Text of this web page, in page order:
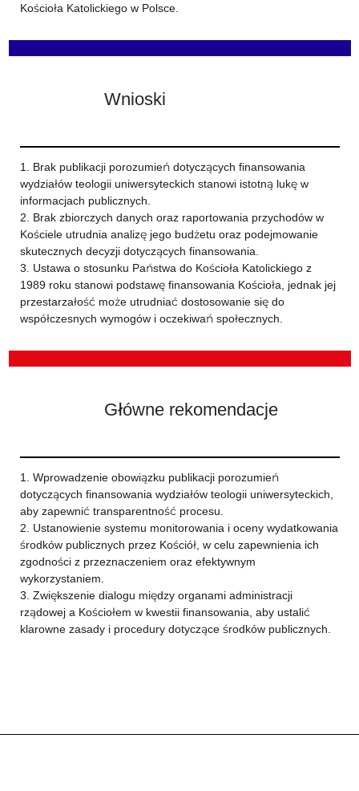
Kościoła Katolickiego w Polsce.
Wnioski
1. Brak publikacji porozumień dotyczących finansowania
wydziałów teologii uniwersyteckich stanowi istotną lukę w
informacjach publicznych.
2. Brak zbiorczych danych oraz raportowania przychodów w
Kościele utrudnia analizę jego budżetu oraz podejmowanie
skutecznych decyzji dotyczących finansowania.
3. Ustawa o stosunku Państwa do Kościoła Katolickiego z
1989 roku stanowi podstawę finansowania Kościoła, jednak jej
przestarzałość może utrudniać dostosowanie się do
współczesnych wymogów i oczekiwań społecznych.
Główne rekomendacje
1. Wprowadzenie obowiązku publikacji porozumień
dotyczących finansowania wydziałów teologii uniwersyteckich,
aby zapewnić transparentność procesu.
2. Ustanowienie systemu monitorowania i oceny wydatkowania
środków publicznych przez Kościół, w celu zapewnienia ich
zgodności z przeznaczeniem oraz efektywnym
wykorzystaniem.
3. Zwiększenie dialogu między organami administracji
rządowej a Kościołem w kwestii finansowania, aby ustalić
klarowne zasady i procedury dotyczące środków publicznych.